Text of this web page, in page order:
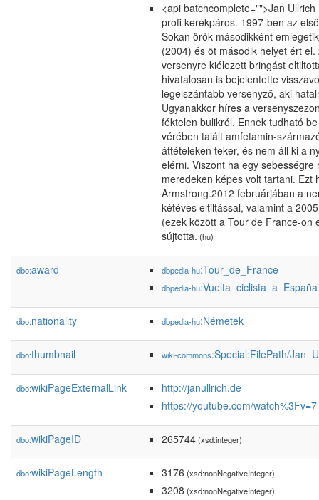
<api batchcomplete="">Jan
profi kerékpáros. 1997-ben az
Sokan örök másodikként
(2004) és öt második helyet ért
versenyre kiélezett bringást
hivatalosan is bejelentette
legelszántabb versenyző, aki
Ugyanakkor híres a
féktelen bulikról. Ennek tudható
vérében talált amfetamin-
áttételeken teker, és nem áll ki a
elérni. Viszont ha egy
meredeken képes volt tartani. Ezt
Armstrong.2012 februárjában a
kétéves eltiltással, valamint a
(ezek között a Tour de France-on
sújtotta. (hu)
dbo:award dbpedia-hu:Tour_de_France
dbpedia-hu:Vuelta_ciclista_a_España
dbo:nationality dbpedia-hu:Németek
dbo:thumbnail wiki-commons:Special:FilePath/
dbo:wikiPageExternalLink
http://janullrich.de
https://youtube.com/
dbo:wikiPageID 265744(xsd:integer)
dbo:wikiPageLength 3176 (xsd:nonNegativeInteger)
3208 (xsd:nonNegativeInteger)